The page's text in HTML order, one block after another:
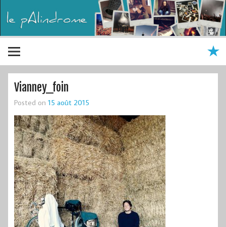
Vianney_foin
Posted on 15 août 2015